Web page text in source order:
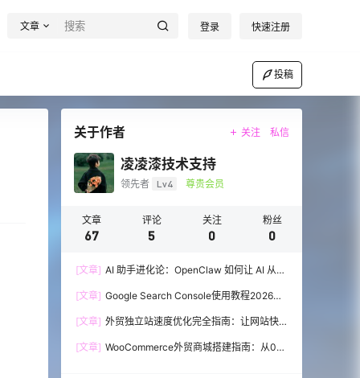
文章 登录 快速注册
投稿
关于作者 关注 私信
凌凌漆技术支持
领先者 Lv4 尊贵会员
文章
67
评论
5
关注
0
粉丝
0
[文章] AI 助手进化论：OpenClaw 如何让 AI 从
[文章] Google Search Console使用教程2026：
[文章] 外贸独立站速度优化完全指南：让网站快
[文章] WooCommerce外贸商城搭建指南：从0到